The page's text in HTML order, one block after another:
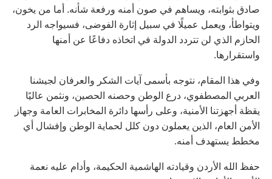
صادق بثوابته، ويساهم في صون أمنه ورفعة شأنه. أما من يخون،
ويتواطأ، ويعمل عميلًا في سبيل إثارة الفوضى، فسيواجه الرد
الحازم الذي لن تتردد الدولة في اتخاذه دفاعًا عن أمنها
واستقرارها.
وفي هذا المقام، نتوجه بأسمى آيات الشكر والعرفان لجيشنا
العربي المصطفوي، درع الوطن وحصنه الحصين، ونثمن عاليًا
يقظة أجهزتنا الأمنية، وعلى رأسها دائرة المخابرات العامة وجهاز
الأمن العام، الذين يعملون دون كلل لحماية الوطن وإفشال أي
مخطط يستهدف أمنه.
حفظ الله الأردن وقيادته الهاشمية الحكيمة، وأدام عليه نعمة